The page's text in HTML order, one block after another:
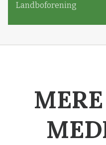
Landboforening